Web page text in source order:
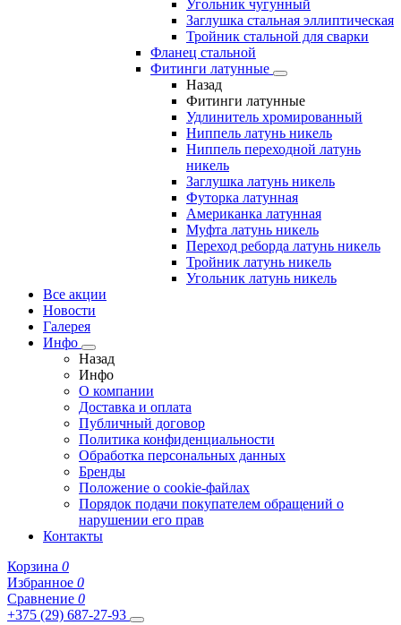
Угольник чугунный
Заглушка стальная эллиптическая
Тройник стальной для сварки
Фланец стальной
Фитинги латунные
Назад
Фитинги латунные
Удлинитель хромированный
Ниппель латунь никель
Ниппель переходной латунь
никель
Заглушка латунь никель
Футорка латунная
Американка латунная
Муфта латунь никель
Переход реборда латунь никель
Тройник латунь никель
Угольник латунь никель
Все акции
Новости
Галерея
Инфо
Назад
Инфо
О компании
Доставка и оплата
Публичный договор
Политика конфиденциальности
Обработка персональных данных
Бренды
Положение о cookie-файлах
Порядок подачи покупателем обращений о
нарушении его прав
Контакты
Корзина 0
Избранное 0
Сравнение 0
+375 (29) 687-27-93